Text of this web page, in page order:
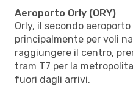
Aeroporto Orly (ORY)
Orly, il secondo
principalmente per voli
raggiungere il centro,
tram T7 per la
fuori dagli arrivi.